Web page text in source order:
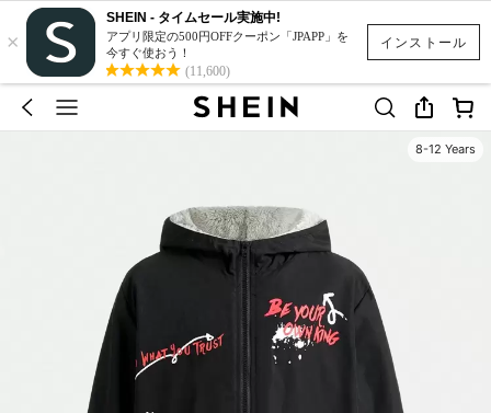
インストール
×
SHEIN - タイムセール実施中!
アプリ限定の500円OFFクーポン「JPAPP」を
今すぐ使おう！
(11,600)
8-12 Years